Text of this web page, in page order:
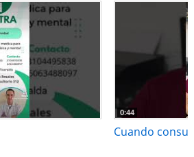
0:44
Cuando